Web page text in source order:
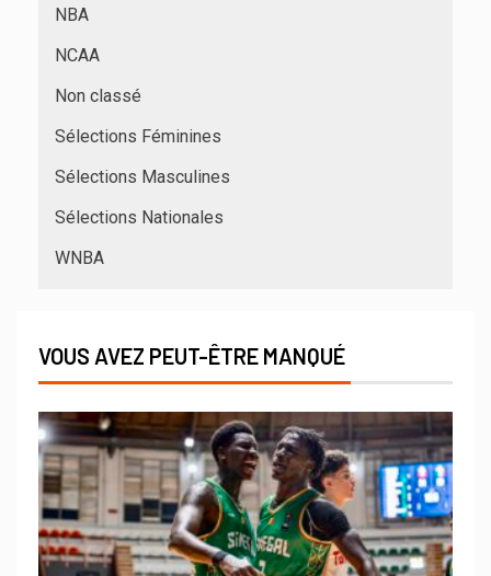
NBA
NCAA
Non classé
Sélections Féminines
Sélections Masculines
Sélections Nationales
WNBA
VOUS AVEZ PEUT-ÊTRE MANQUÉ